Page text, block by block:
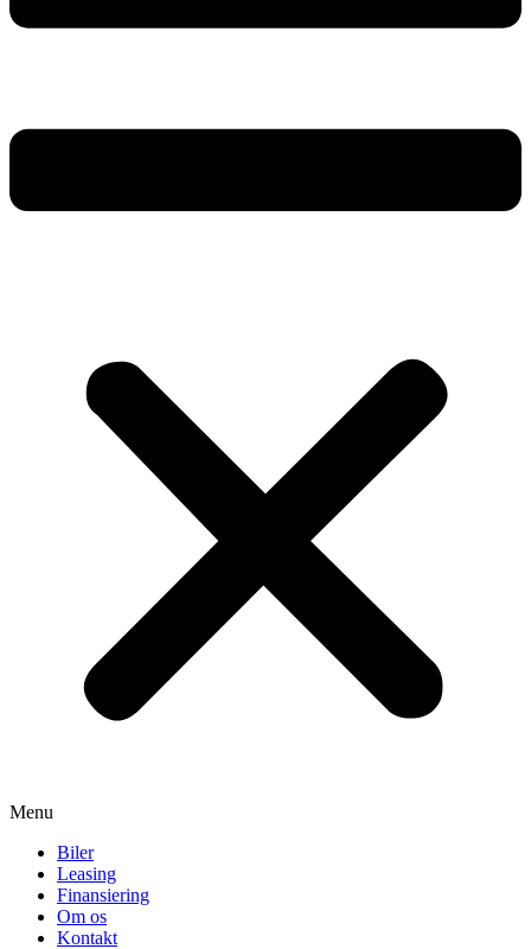
Menu
Biler
Leasing
Finansiering
Om os
Kontakt